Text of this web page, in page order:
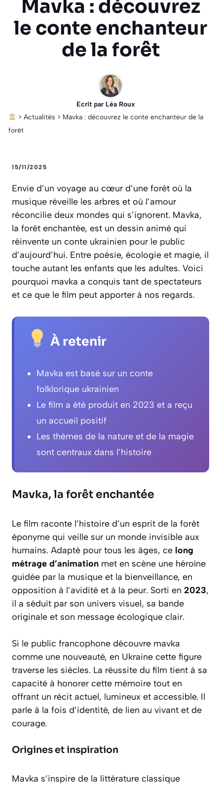
Mavka : découvrez
le conte enchanteur
de la forêt
Ecrit par Léa Roux
> Actualités > Mavka : découvrez le conte enchanteur de la
forêt
15/11/2025
Envie d’un voyage au cœur d’une forêt où la
musique réveille les arbres et où l’amour
réconcilie deux mondes qui s’ignorent. Mavka,
la forêt enchantée, est un dessin animé qui
réinvente un conte ukrainien pour le public
d’aujourd’hui. Entre poésie, écologie et magie, il
touche autant les enfants que les adultes. Voici
pourquoi mavka a conquis tant de spectateurs
et ce que le film peut apporter à nos regards.
À retenir
Mavka est basé sur un conte
folklorique ukrainien
Le film a été produit en 2023 et a reçu
un accueil positif
Les thèmes de la nature et de la magie
sont centraux dans l’histoire
Mavka, la forêt enchantée
Le film raconte l’histoire d’un esprit de la forêt
éponyme qui veille sur un monde invisible aux
humains. Adapté pour tous les âges, ce long
métrage d’animation met en scène une héroïne
guidée par la musique et la bienveillance, en
opposition à l’avidité et à la peur. Sorti en 2023,
il a séduit par son univers visuel, sa bande
originale et son message écologique clair.
Si le public francophone découvre mavka
comme une nouveauté, en Ukraine cette figure
traverse les siècles. La réussite du film tient à sa
capacité à honorer cette mémoire tout en
offrant un récit actuel, lumineux et accessible. Il
parle à la fois d’identité, de lien au vivant et de
courage.
Origines et inspiration
Mavka s’inspire de la littérature classique